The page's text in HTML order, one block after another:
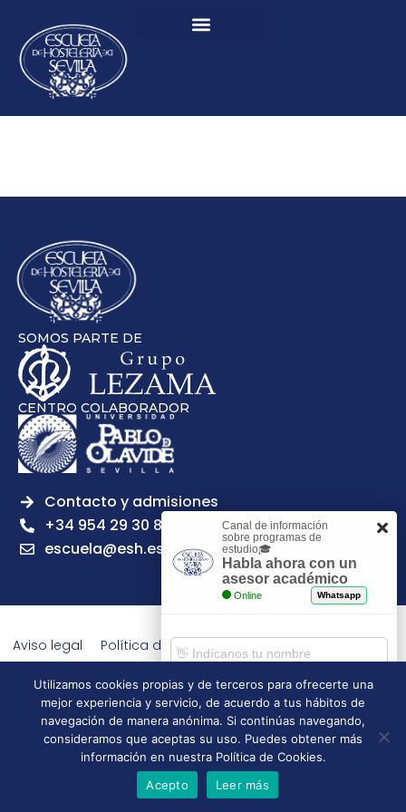
SOMOS PARTE DE
CENTRO COLABORADOR
Contacto y admisiones
+34 954 29 30 81
escuela@esh.es
Aviso legal Política de Privacidad
Política de Cookies
Escuela Superior de Hostelería de Sevilla | 2026 | Todos los
derechos reservados
Utilizamos cookies propias y de terceros para ofrecerte una
mejor experiencia y servicio, de acuerdo a tus hábitos de
navegación de manera anónima. Si continúas navegando,
consideramos que aceptas su uso. Puedes obtener más
información en nuestra Política de Cookies.
Acepto
Leer más
Canal de información
sobre programas de
estudio🎓
Habla ahora con un
asesor académico
Online Whatsapp
Comenzar chat